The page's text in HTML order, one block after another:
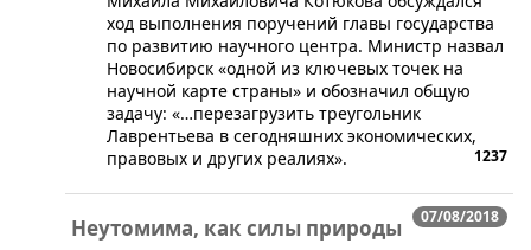
ход выполнения поручений главы государства
по развитию научного центра. Министр назвал
Новосибирск «одной из ключевых точек на
научной карте страны» и обозначил общую
задачу: «…перезагрузить треугольник
Лаврентьева в сегодняшних экономических,
правовых и других реалиях».
1237
07/08/2018
Неутомима, как силы природы